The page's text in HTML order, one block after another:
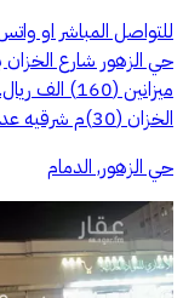
الخزان (30)م شرقيه عدادات كهرباء منفصله
حي الزهور, الدمام